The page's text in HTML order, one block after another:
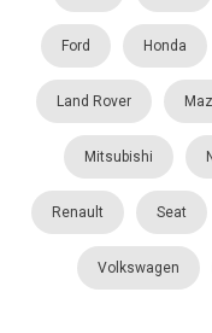
Ford Honda
Land Rover
Mitsubishi
Renault Seat
Volkswagen